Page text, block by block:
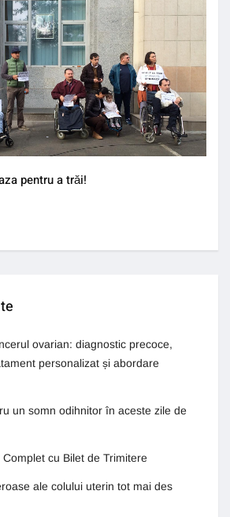
pentru a trăi!
ovarian: diagnostic precoce,
personalizat și abordare
un somn odihnitor în aceste zile de
cu Bilet de Trimitere
ale colului uterin tot mai des